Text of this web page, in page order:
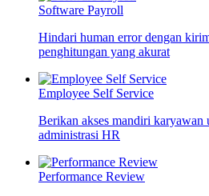
Software Payroll
Hindari human error dengan
penghitungan yang akurat
Employee Self Service
Berikan akses mandiri karyawan
administrasi HR
Performance Review